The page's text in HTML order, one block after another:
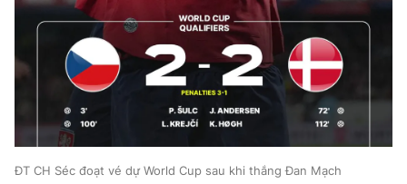
ĐT CH Séc đoạt vé dự World Cup sau khi thắng Đan Mạch